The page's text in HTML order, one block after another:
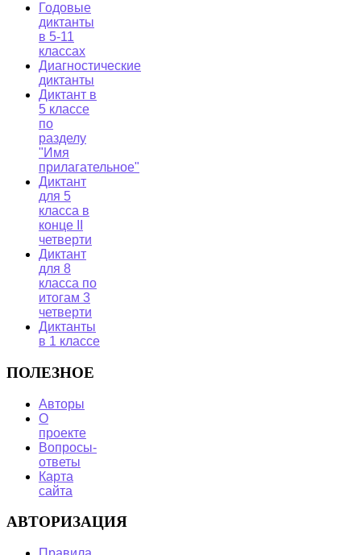
Годовые
диктанты
в 5-11
классах
Диагностические
диктанты
Диктант в
5 классе
по
разделу
"Имя
прилагательное"
Диктант
для 5
класса в
конце II
четверти
Диктант
для 8
класса по
итогам 3
четверти
Диктанты
в 1 классе
ПОЛЕЗНОЕ
Авторы
О
проекте
Вопросы-
ответы
Карта
сайта
АВТОРИЗАЦИЯ